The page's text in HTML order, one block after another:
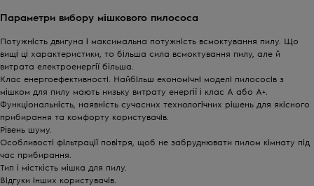
Параметри вибору мішкового пилососа
Потужність двигуна і максимальна потужність всмоктування пилу. Що
вищі ці характеристики, то більша сила всмоктування пилу, але й
витрата електроенергії більша.
Клас енергоефективності. Найбільш економічні моделі пилососів з
мішком для пилу мають низьку витрату енергії і клас А або А+.
Функціональність, наявність сучасних технологічних рішень для якісного
прибирання та комфорту користувачів.
Рівень шуму.
Особливості фільтрації повітря, щоб не забруднювати пилом кімнату під
час прибирання.
Тип і місткість мішка для пилу.
Відгуки інших користувачів.